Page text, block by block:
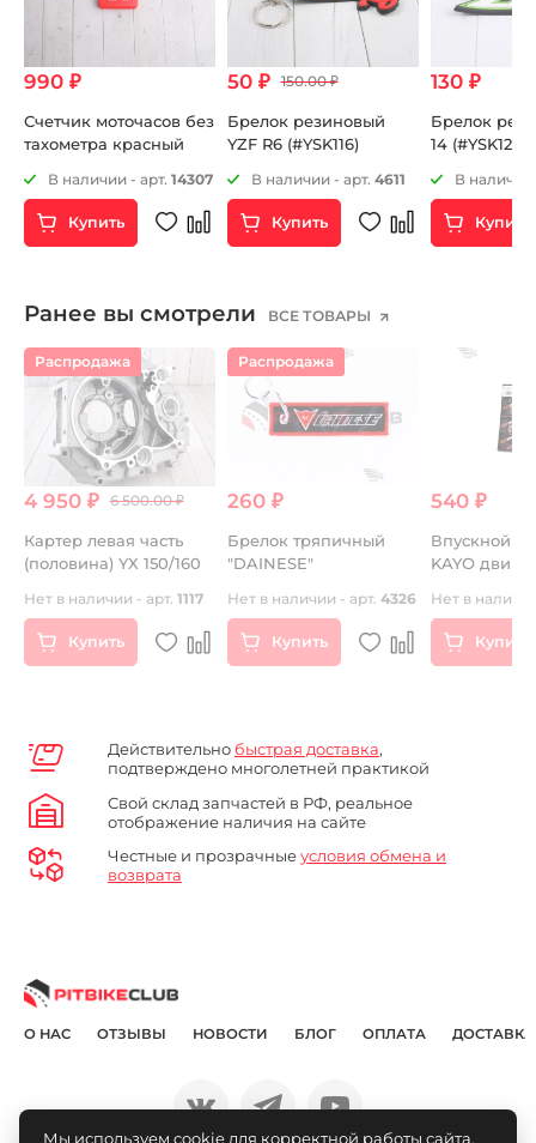
990 ₽
Счетчик моточасов без
тахометра красный
В наличии - арт. 14307
Купить
50 ₽ 150.00 ₽
Брелок резиновый
YZF R6 (#YSK116)
В наличии - арт. 4611
Купить
130 ₽
Брелок
14 (#YSK120)
В наличии
Купить
Ранее вы смотрели ВСЕ ТОВАРЫ
Распродажа
4 950 ₽ 6 500.00 ₽
Картер левая часть
(половина) YX 150/160
Нет в наличии - арт. 1117
Купить
Распродажа
260 ₽
Брелок тряпичный
"DAINESE"
Нет в наличии - арт. 4326
Купить
540 ₽
Впускной
KAYO двиг.
Нет в
Купить
Действительно быстрая доставка,
подтверждено многолетней практикой
Свой склад запчастей в РФ, реальное
отображение наличия на сайте
Честные и прозрачныеусловия обмена и
возврата
О НАС ОТЗЫВЫ НОВОСТИ БЛОГ ОПЛАТА ДОСТАВКА
Мы используем cookie для корректной работы сайта,